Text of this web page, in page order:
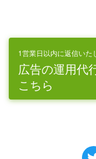
1営業日以内に返信いた
広告の運用代
こちら